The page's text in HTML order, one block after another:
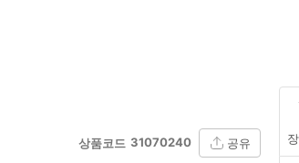
상품코드 31070240 공유